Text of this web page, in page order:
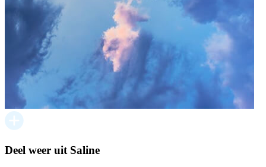
Deel weer uit Saline